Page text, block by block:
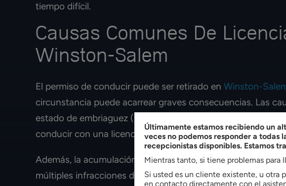
tiempo difícil.
Causas Comunes De
Winston-Salem
El permiso de conducir puede ser retirado en Winston-
circunstancia puede acarrear graves consecuencias. Las
estado de embriaguez (DWI), que puede resultar en un
conducir con una licencia suspendida o revocada, que a
Además, la acumulación excesiva de puntos en su historial
múltiples infracciones de tráfico mientras está bajo
Últimamente estamos recibiendo un
veces no podemos responder a todas
recepcionistas disponibles. Estamos
Mientras tanto, si tiene problemas para
Si usted es un cliente existente, u otra
en contacto directamente con el